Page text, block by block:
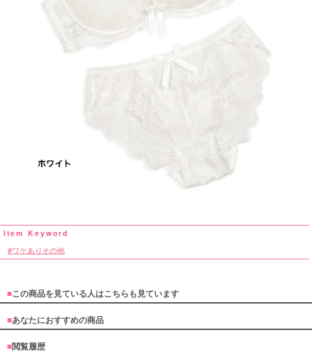
ワケありその他
■この商品を見ている人はこちらも見ています
■あなたにおすすめの商品
■閲覧履歴